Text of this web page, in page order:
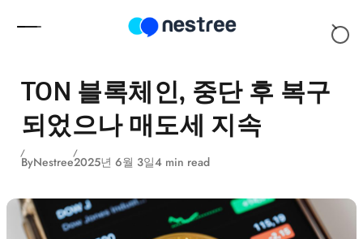
TON 블록체인, 중단 후 복구
되었으나 매도세 지속
ByNestree2025년 6월 3일4 min read